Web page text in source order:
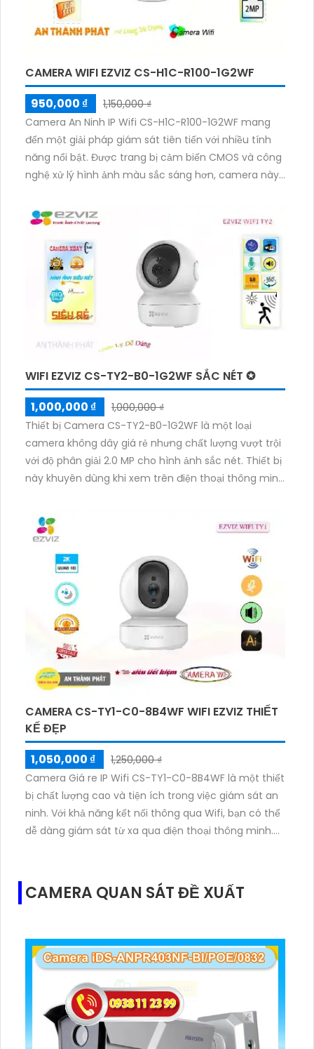
CAMERA WIFI EZVIZ CS-H1C-R100-1G2WF
950,000 ₫
1,150,000 ₫
Camera An Ninh IP Wifi CS-H1C-R100-1G2WF mang
đến một giải pháp giám sát tiên tiến với nhiều tính
năng nổi bật. Được trang bị cảm biến CMOS và công
nghệ xử lý hình ảnh màu sắc sáng hơn, camera này
giải 2.0 MP. Tính năng H.264 giúp tối ưu hóa việc nén
video, mang lại hình ảnh rõ ràng và chất lượng cao
ngay cả trong điều kiện ánh sáng yếu.Với khả năng
quan sát ban đêm tuyệt vời nhờ công nghệ Hồng
Ngoại 10m và Smart IR, camera đảm bảo hình ảnh rõ
nét và không bị chói sáng. Công nghệ AI tích hợp
giúp phát hiện chuyển động thông minh, xử lý sự cố
từ xa và cải thiện khả năng giám sát trong điều kiện
thiếu sáng.
WIFI EZVIZ CS-TY2-B0-1G2WF SẮC NÉT ✪
1,000,000 ₫
1,000,000 ₫
Thiết bị Camera CS-TY2-B0-1G2WF là một loại
camera không dây giá rẻ nhưng chất lượng vượt trội
với độ phân giải 2.0 MP cho hình ảnh sắc nét. Thiết bị
này khuyên dùng khi xem trên điện thoại thông minh
hình ảnh tối ưu ban đêm trong khoảng cách 10m.
Camera được thiết kế dành cho các khu vực như
xưởng sản xuất, kho hàng, nhà xưởng với thân bằng
plastic và sử dụng công nghệ IP Wifi kỹ thuật số mới
nhất. Đặc biệt, thiết bị có chức năng xoay 360 độ và
thu âm cao cấp.
CAMERA CS-TY1-C0-8B4WF WIFI EZVIZ THIẾT
KẾ ĐẸP
1,050,000 ₫
1,250,000 ₫
Camera Giá re IP Wifi CS-TY1-C0-8B4WF là một thiết
bị chất lượng cao và tiện ích trong việc giám sát an
ninh. Với khả năng kết nối thông qua Wifi, bạn có thể
dễ dàng giám sát từ xa qua điện thoại thông minh.
hoạt. Đèn hồng ngoại thông minh giúp camera hiển
thị hình ảnh rõ ràng trong điều kiện ánh sáng yếu. Với
tuyệt vời cho gia đình và văn phòng của bạn.
CAMERA QUAN SÁT ĐỀ XUẤT